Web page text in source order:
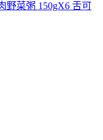
野菜粥 150gX6 舌可